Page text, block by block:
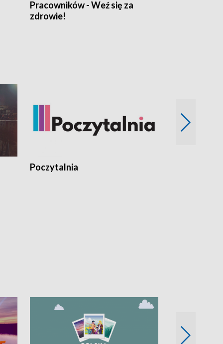
Pracowników - Weź się za
zdrowie!
Poczytalnia